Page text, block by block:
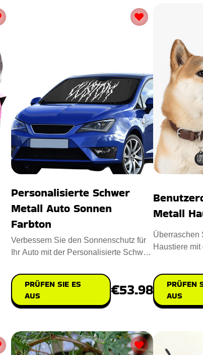
Personalisierte Schwer
Metall Auto Sonnen
Farbton
Verbessern Sie den Sonnenschutz für
Ihr Auto mit der Personalisierte Schwer
PRÜFEN SIE ES
AUS
€53.98
Metall
Überraschen
Haustiere
PRÜFEN
AUS